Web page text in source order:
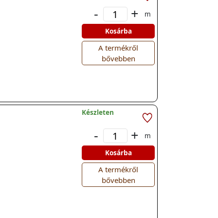
- +
m
Kosárba
A termékről
bővebben
Készleten
- +
m
Kosárba
A termékről
bővebben